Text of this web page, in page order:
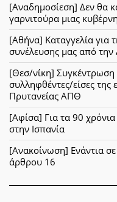
[Αναδημοσίεση] Δεν θα
γαρνιτούρα μιας
[Αθήνα] Καταγγελία για
συνέλευσης μας από
[Θεσ/νίκη] Συγκέντρωση
συλληφθέντες/είσες της
Πρυτανείας ΑΠΘ
[Αφίσα] Για τα 90
στην Ισπανία
[Ανακοίνωση] Ενάντια
άρθρου 16